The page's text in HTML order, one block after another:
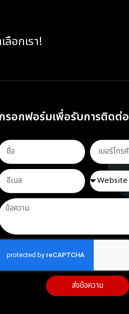
อกเรา!
รอกฟอร์มเพื่อรับการติดต่อ
ส่งข้อความ